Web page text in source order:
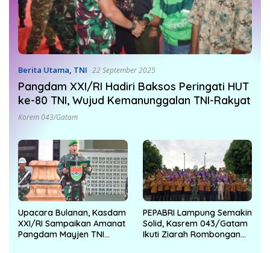
Berita Utama, TNI 22 September 2025
Pangdam XXI/RI Hadiri Baksos Peringati HUT
ke-80 TNI, Wujud Kemanunggalan TNI-Rakyat
Korem 043/Gatam
Upacara Bulanan, Kasdam
XXI/RI Sampaikan Amanat
Pangdam Mayjen TNI
PEPABRI Lampung Semakin
Solid, Kasrem 043/Gatam
Ikuti Ziarah Rombongan